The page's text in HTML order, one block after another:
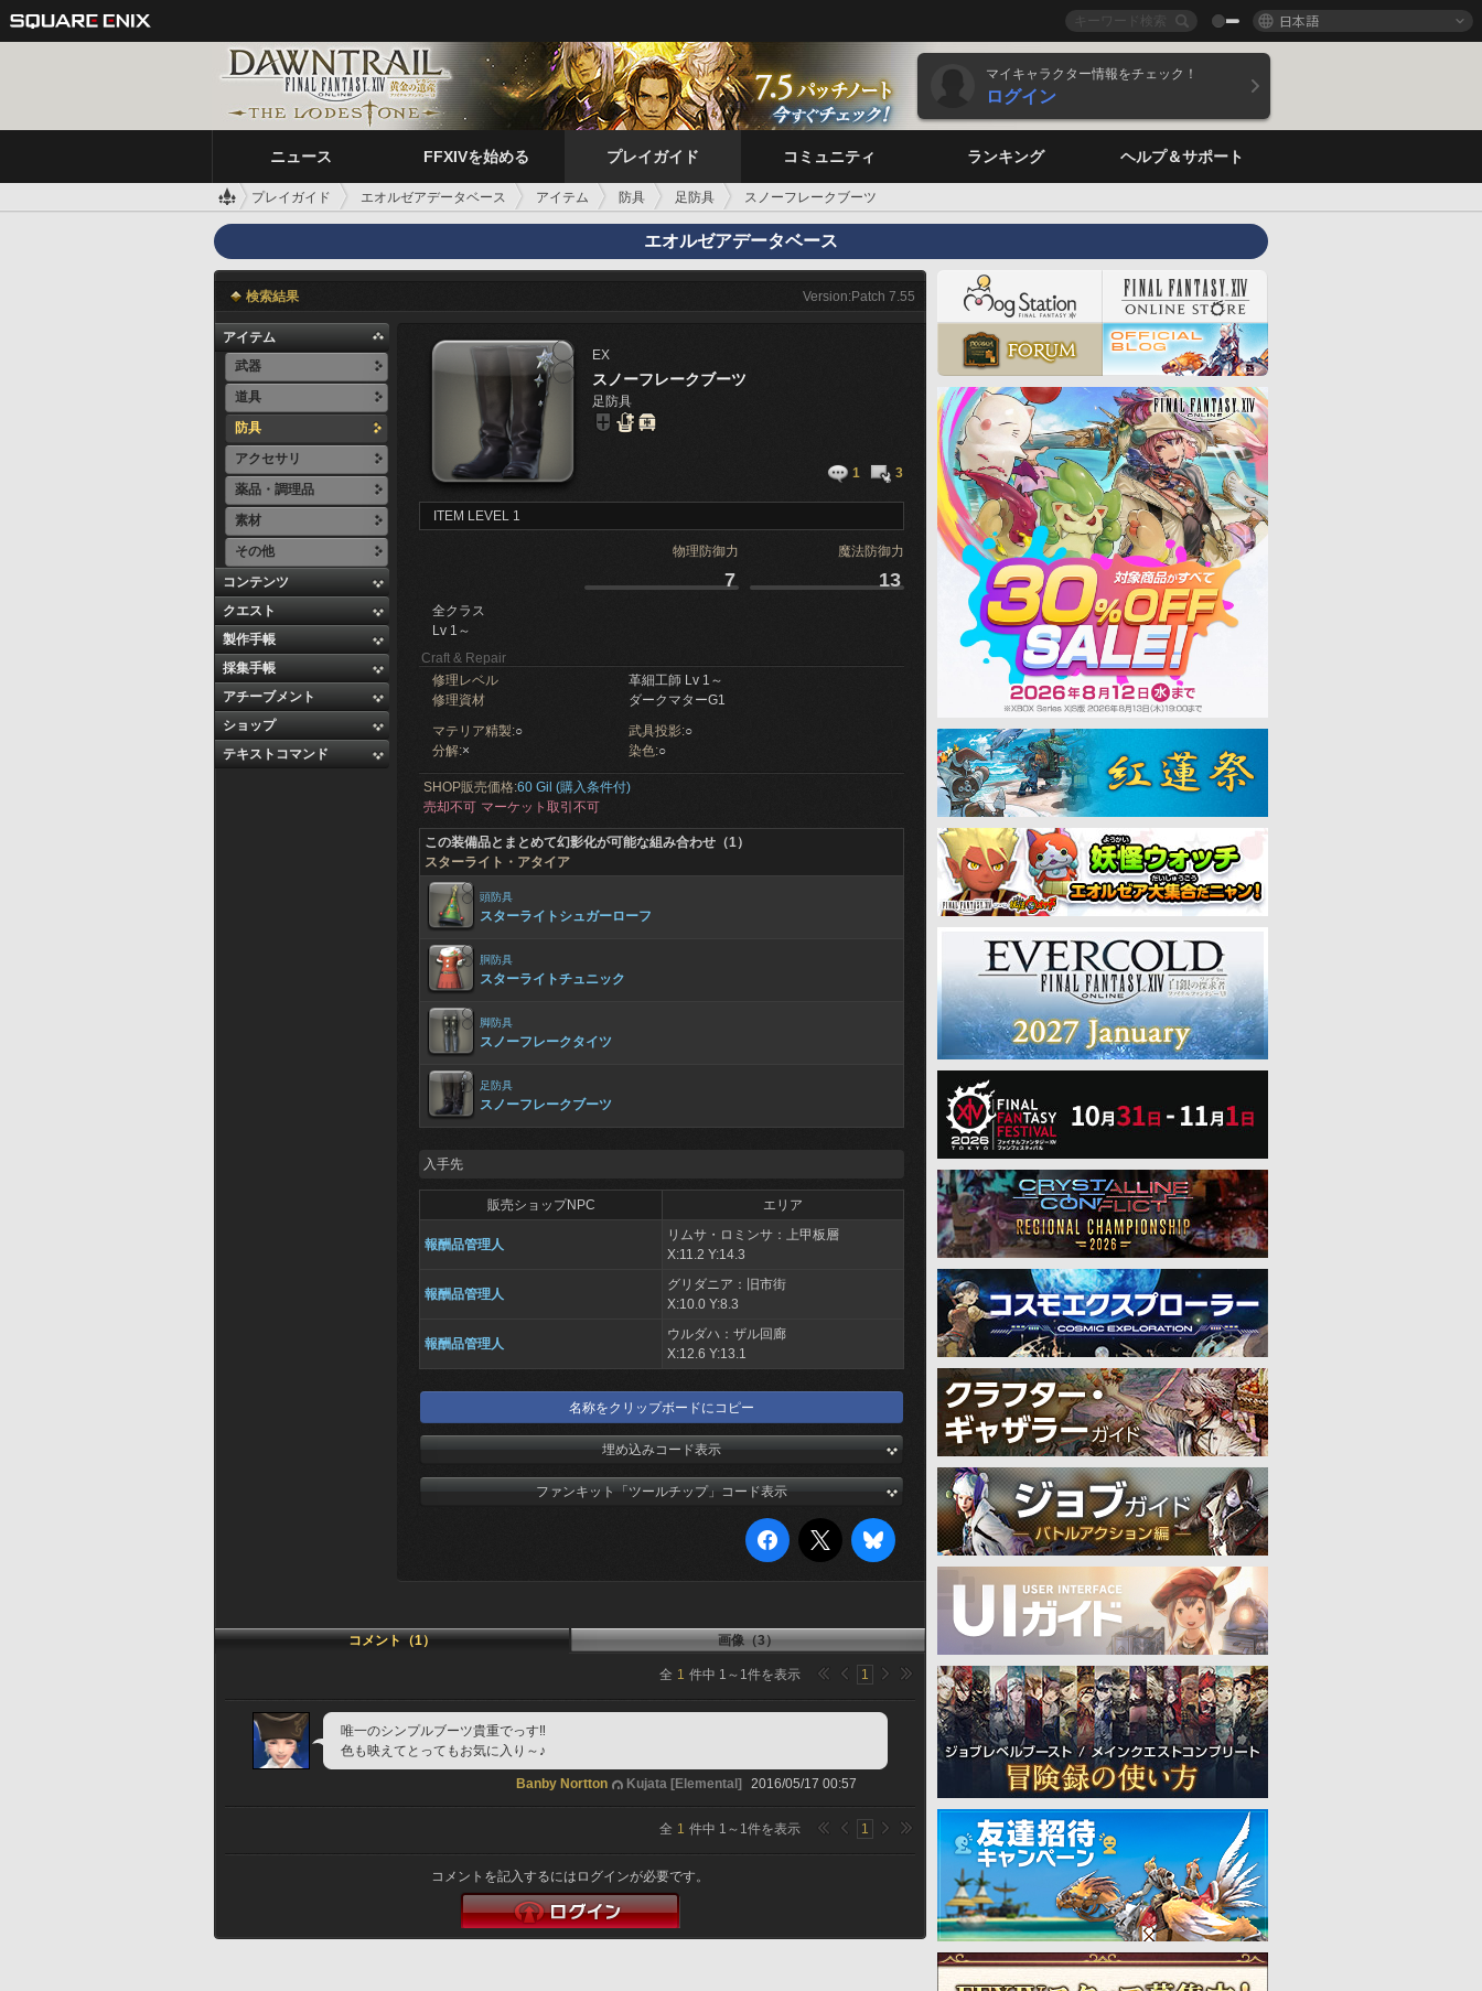
日本語
マイキャラクター情報をチェック！
ログイン
ニュース FFXIVを始める プレイガイド コミュニティ ランキング ヘルプ＆サポート
プレイガイド エオルゼアデータベース アイテム 防具 足防具 スノーフレークブーツ
エオルゼアデータベース
検索結果 Version:Patch 7.55
アイテム
武器
道具
防具
アクセサリ
薬品・調理品
素材
その他
コンテンツ
クエスト
製作手帳
採集手帳
アチーブメント
ショップ
テキストコマンド
EX
スノーフレークブーツ
足防具
1 3
ITEM LEVEL 1
物理防御力 魔法防御力
7 13
全クラス
Lv 1～
Craft & Repair
修理レベル
革細工師 Lv 1～
修理資材
ダークマターG1
マテリア精製:○ 武具投影:○
分解:× 染色:○
SHOP販売価格:60 Gil (購入条件付)
売却不可 マーケット取引不可
この装備品とまとめて幻影化が可能な組み合わせ（1）
スターライト・アタイア
頭防具
スターライトシュガーローフ
胴防具
スターライトチュニック
脚防具
スノーフレークタイツ
足防具
スノーフレークブーツ
入手先
販売ショップNPC エリア
報酬品管理人
リムサ・ロミンサ：上甲板層
X:11.2 Y:14.3
報酬品管理人
グリダニア：旧市街
X:10.0 Y:8.3
報酬品管理人
ウルダハ：ザル回廊
X:12.6 Y:13.1
名称をクリップボードにコピー
埋め込みコード表示
ファンキット「ツールチップ」コード表示
コメント（1） 画像（3）
全 1 件中 1 ～ 1件を表示 1
唯一のシンプルブーツ貴重でっす‼
色も映えてとってもお気に入り～♪
Banby Nortton Kujata [Elemental] 2016/05/17 00:57
全 1 件中 1 ～ 1件を表示 1
コメントを記入するにはログインが必要です。